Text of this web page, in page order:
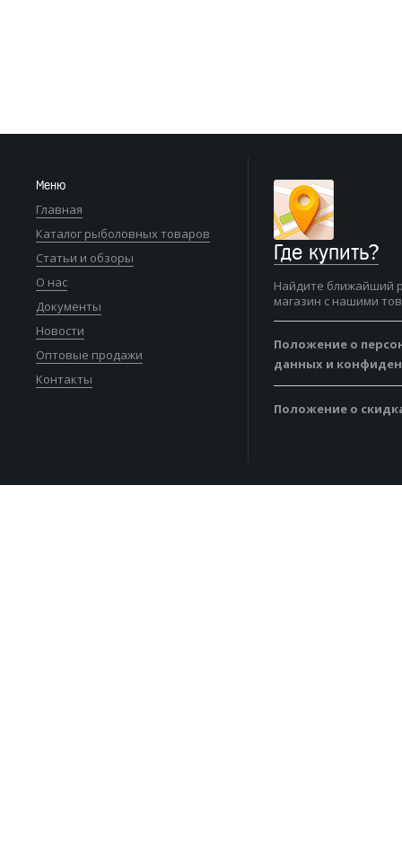
Меню
Главная
Каталог рыболовных товаров
Статьи и обзоры
О нас
Документы
Новости
Оптовые продажи
Контакты
Где купить?
Найдите ближайший
магазин с нашими
Положение о
данных и
Положение о